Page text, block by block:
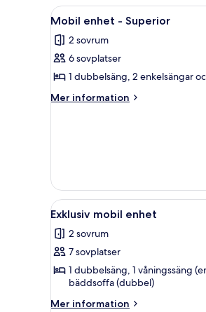
Comfort
Öppna
alla
foton
för
Mobil
enhet
En
5
Mobil enhet - Superior
2 sovrum
6 sovplatser
1 dubbelsäng, 2 enkelsängar
Mer information
Mer
Öppna
alla
foton
för
Exklusiv
mobil
enhet
7
Exklusiv mobil enhet
2 sovrum
7 sovplatser
1 dubbelsäng, 1 våningssäng
bäddsoffa (dubbel)
Mer information
Mer